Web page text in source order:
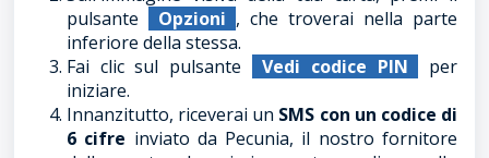
pulsante
Opzioni , che troverai nella parte
inferiore della stessa.
Fai clic sul pulsante
Vedi codice PIN
per
iniziare.
Innanzitutto, riceverai un SMS con un codice di
6 cifre inviato da Pecunia, il nostro fornitore